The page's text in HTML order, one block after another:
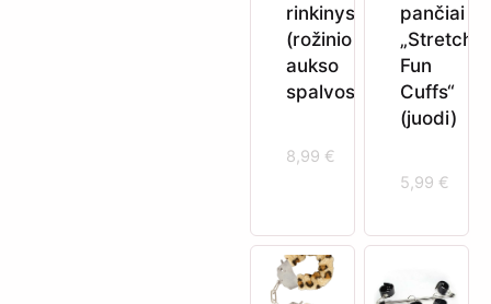
rinkinys
(rožinio
aukso
spalvos)
8,99 €
pančiai
„Stretchy
Fun
Cuffs“
(juodi)
5,99 €